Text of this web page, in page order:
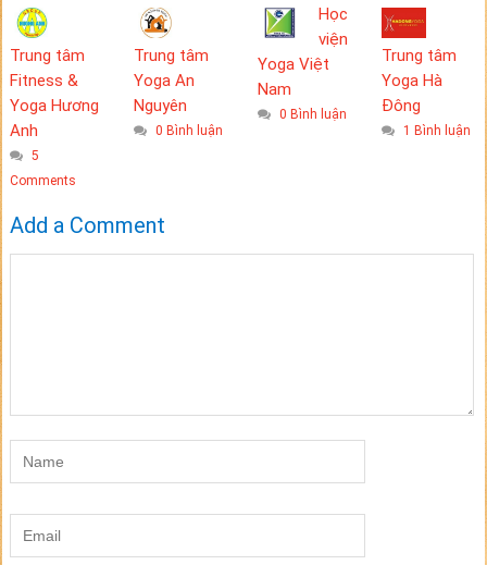
Trung tâm
Fitness &
Yoga Hương
Anh
5
Comments
Trung tâm
Yoga An
Nguyên
0 Bình luận
Học
viện
Yoga Việt
Nam
0 Bình luận
Trung tâm
Yoga Hà
Đông
1 Bình luận
Add a Comment